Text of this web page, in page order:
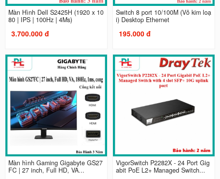
Màn Hình Dell S2425H (1920 x 10
80 | IPS | 100Hz | 4Ms)
3.700.000 đ
Switch 8 port 10/100M (Vỏ kim loạ
i) Desktop Ethernet
195.000 đ
Màn hình Gaming Gigabyte GS27
FC | 27 inch, Full HD, VA...
VigorSwitch P2282X - 24 Port Gig
abit PoE L2+ Managed Switch...